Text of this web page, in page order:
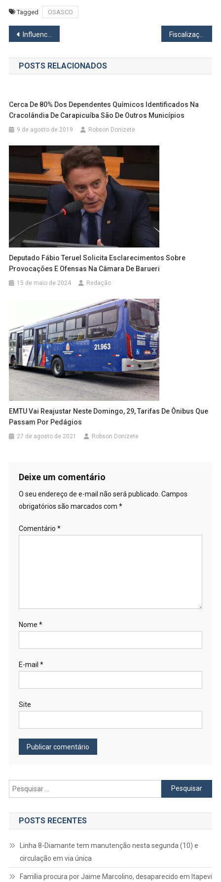
Tagged OSASCO
Navegação
de
Post
Influencer osasquense morre após levar 8 tiros na Capital
POSTS RELACIONADOS
Cerca De 80% Dos Dependentes Químicos Identificados Na
Cracolândia De Carapicuíba São De Outros Municípios
9 de agosto de 2019 Robson Donizete
Deputado Fábio Teruel Solicita Esclarecimentos Sobre
Provocações E Ofensas Na Câmara De Barueri
15 de maio de 2024 Redação
EMTU Vai Reajustar Neste Domingo, 29, Tarifas De Ônibus Que
Passam Por Pedágios
27 de agosto de 2021 Robson Donizete
Deixe um comentário
O seu endereço de e-mail não será publicado. Campos
obrigatórios são marcados com *
Comentário *
Nome *
E-mail *
Site
Pesquisar
por:
POSTS RECENTES
Linha 8-Diamante tem manutenção nesta segunda (10) e
circulação em via única
Família procura por Jaime Marcolino, desaparecido em Itapevi